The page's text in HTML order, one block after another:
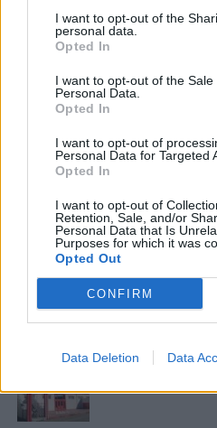
I want to opt-out of the
personal data.
Opted In
I want to opt-out of the Sale
Personal Data.
Opted In
I want to opt-out of
Personal Data for Targeted
Opted In
I want to opt-out of
Retention, Sale, and/or
Personal Data that Is
Purposes for which it was
Opted Out
CONFIRM
Data Deletion Data
μας» (video)
MORE
ΝΕΑ
Τα δεδομένα για
Τρουά και
Αλλάζει όνομα ο
ΤΜΗΜΑΤΑ